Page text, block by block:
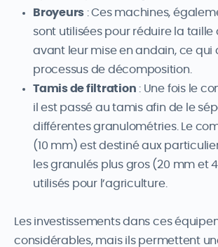
Broyeurs : Ces machines,
sont utilisées pour réduire la taille
avant leur mise en andain, ce qui
processus de décomposition.
Tamis de filtration : Une fois le
il est passé au tamis afin de le
différentes granulométries. Le
(10 mm) est destiné aux
les granulés plus gros (20 mm et
utilisés pour l’agriculture.
Les investissements dans ces
considérables, mais ils permettent